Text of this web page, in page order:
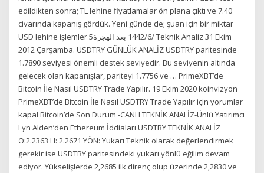
edildikten sonra; TL lehine fiyatlamalar ön plana çıktı ve 7.40
civarında kapanış gördük. Yeni günde de; şuan için bir miktar
USD lehine işlemler 5‏‏/6‏‏/1442 بعد الهجرة Teknik Analiz 31 Ekim
2012 Çarşamba. USDTRY GÜNLÜK ANALİZ USDTRY paritesinde
1.7890 seviyesi önemli destek seviyedir. Bu seviyenin altında
gelecek olan kapanışlar, pariteyi 1.7756 ve … PrimeXBT’de
Bitcoin İle Nasıl USDTRY Trade Yapılır. 19 Ekim 2020 koinvizyon
PrimeXBT’de Bitcoin İle Nasıl USDTRY Trade Yapılır için yorumlar
kapal Bitcoin’de Son Durum -CANLI TEKNİK ANALİZ-Ünlü Yatırımcı
Lyn Alden’den Ethereum İddiaları USDTRY TEKNİK ANALİZ
O:2.2363 H: 2.2671 YÖN: Yukarı Teknik olarak değerlendirmek
gerekir ise USDTRY paritesindeki yukarı yönlü eğilim devam
ediyor. Yükselişlerde 2,2685 ilk direnç olup üzerinde 2,2830 ve